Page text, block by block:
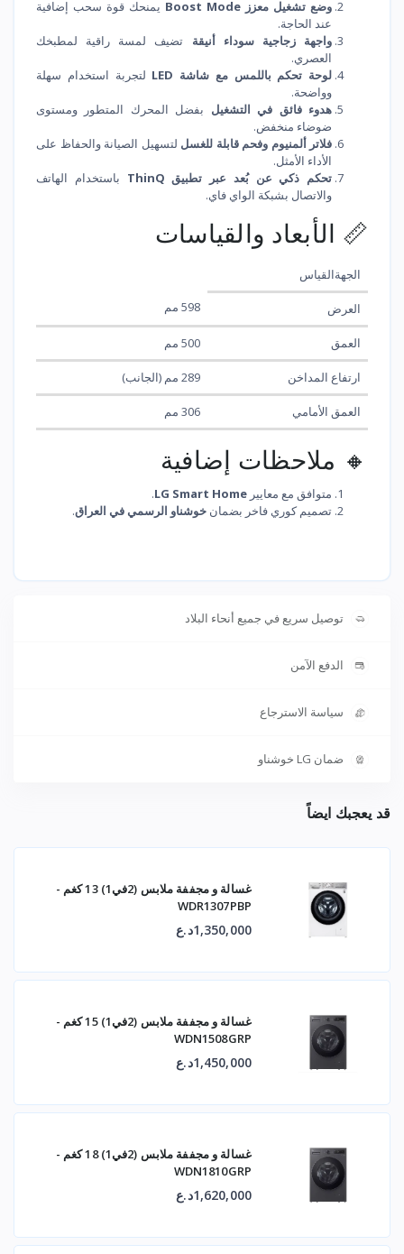
وضع تشغيل معزز Boost Mode
يمنحك قوة سحب إضافية
عند الحاجة.
واجهة زجاجية سوداء أنيقة تضيف لمسة راقية لمطبخك
العصري.
لوحة تحكم باللمس مع شاشة LED
لتجربة استخدام سهلة
وواضحة.
هدوء فائق في التشغيل بفضل المحرك المتطور ومستوى
ضوضاء منخفض.
فلاتر ألمنيوم وفحم قابلة للغسل لتسهيل الصيانة والحفاظ على
الأداء الأمثل.
تحكم ذكي عن بُعد عبر تطبيق ThinQ
باستخدام الهاتف
والاتصال بشبكة الواي فاي.
📏 الأبعاد والقياسات
الجهةالقياس
العرض 598 مم
العمق 500 مم
ارتفاع المداخن 289 مم (الجانب)
العمق الأمامي 306 مم
🔸 ملاحظات إضافية
متوافق مع معايير LG Smart Home
.
تصميم كوري فاخر بضمان خوشناو الرسمي في العراق.
توصيل سريع في جميع أنحاء البلاد
الدفع الآمن
سياسة الاسترجاع
ضمان LG خوشناو
قد يعجبك ايضاً
غسالة و مجففة ملابس (2في1) 13 كغم -
WDR1307PBP
1,350,000د.ع
غسالة و مجففة ملابس (2في1) 15 كغم -
WDN1508GRP
1,450,000د.ع
غسالة و مجففة ملابس (2في1) 18 كغم -
WDN1810GRP
1,620,000د.ع